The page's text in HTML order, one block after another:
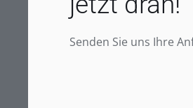
Senden Sie uns Ihre